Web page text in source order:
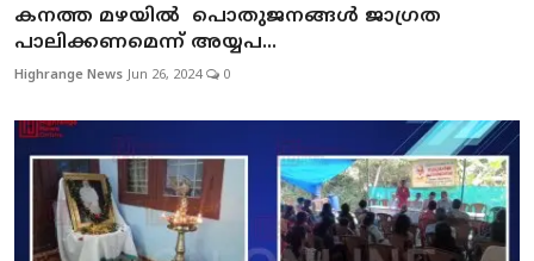
കനത്ത മഴയില്‍ പൊതുജനങ്ങള്‍ ജാഗ്രത
പാലിക്കണമെന്ന് അയ്യപ...
Highrange News Jun 26, 2024 0